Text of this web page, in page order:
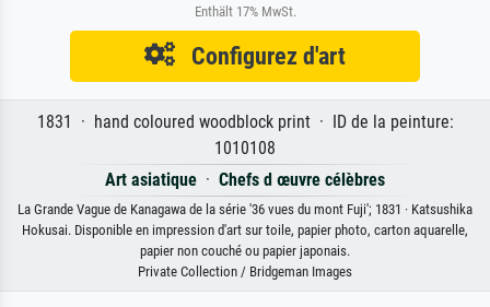
Enthält 17% MwSt.
Configurez d'art
1831 · hand coloured woodblock print · ID de la peinture:
1010108
Art asiatique · Chefs d œuvre célèbres
La Grande Vague de Kanagawa de la série '36 vues du mont Fuji'; 1831 · Katsushika
Hokusai. Disponible en impression d'art sur toile, papier photo, carton aquarelle,
papier non couché ou papier japonais.
Private Collection / Bridgeman Images